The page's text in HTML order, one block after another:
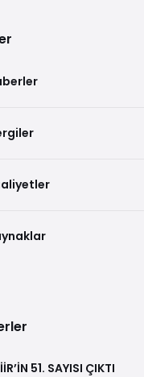
51. SAYISI ÇIKTI